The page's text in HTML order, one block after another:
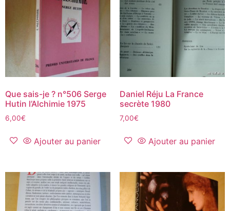
Que sais-je ? n°506 Serge
Hutin l’Alchimie 1975
6,00€
Ajouter au panier
Daniel Réju La France
secrète 1980
7,00€
Ajouter au panier